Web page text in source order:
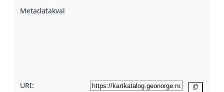
Metadatakvalitet
URI: